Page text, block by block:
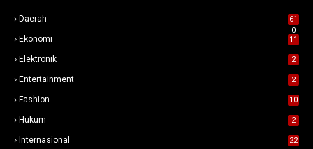
Daerah
61
0
Ekonomi 11
Elektronik 2
Entertainment 2
Fashion 10
Hukum 2
Internasional 22